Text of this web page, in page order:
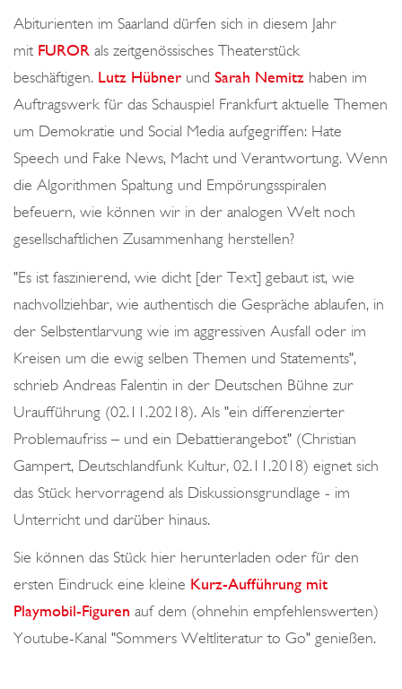
n
Abiturienten im Saarland dürfen sich in diesem Jahr
mit FUROR als zeitgenössisches Theaterstück
beschäftigen. Lutz Hübner und Sarah Nemitz haben im
Auftragswerk für das Schauspiel Frankfurt aktuelle Themen
um Demokratie und Social Media aufgegriffen: Hate
Speech und Fake News, Macht und Verantwortung. Wenn
die Algorithmen Spaltung und Empörungsspiralen
befeuern, wie können wir in der analogen Welt noch
gesellschaftlichen Zusammenhang herstellen?
"Es ist faszinierend, wie dicht [der Text] gebaut ist, wie
nachvollziehbar, wie authentisch die Gespräche ablaufen, in
der Selbstentlarvung wie im aggressiven Ausfall oder im
Kreisen um die ewig selben Themen und Statements",
schrieb Andreas Falentin in der Deutschen Bühne zur
Uraufführung (02.11.20218). Als "ein differenzierter
Problemaufriss – und ein Debattierangebot" (Christian
Gampert, Deutschlandfunk Kultur, 02.11.2018) eignet sich
das Stück hervorragend als Diskussionsgrundlage - im
Unterricht und darüber hinaus.
Sie können das Stück hier herunterladen oder für den
ersten Eindruck eine kleine Kurz-Aufführung mit
Playmobil-Figuren auf dem (ohnehin empfehlenswerten)
Youtube-Kanal "Sommers Weltliteratur to Go" genießen.